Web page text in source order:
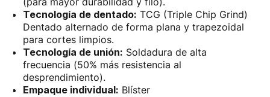
Tecnología de dentado: TCG (Triple Chip Grind)
Dentado alternado de forma plana y trapezoidal
para cortes limpios.
Tecnología de unión: Soldadura de alta
frecuencia (50% más resistencia al
desprendimiento).
Empaque individual: Blíster